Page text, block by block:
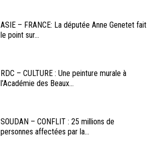
ASIE – FRANCE: La députée Anne Genetet fait
le point sur...
RDC – CULTURE : Une peinture murale à
l’Académie des Beaux...
SOUDAN – CONFLIT : 25 millions de
personnes affectées par la...